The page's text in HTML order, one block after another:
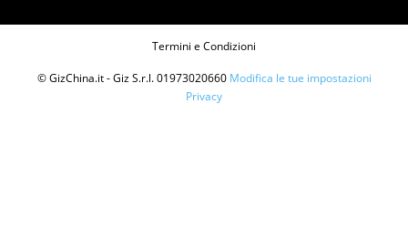
Termini e Condizioni
© GizChina.it - Giz S.r.l. 01973020660 Modifica le tue impostazioni
Privacy